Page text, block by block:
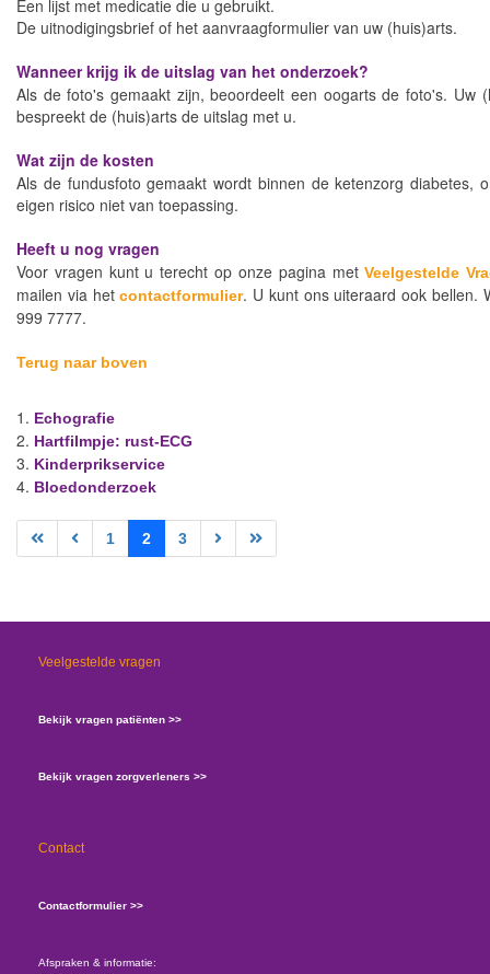
Een lijst met medicatie die u gebruikt.
De uitnodigingsbrief of het aanvraagformulier van uw (huis)arts.
Wanneer krijg ik de uitslag van het onderzoek?
Als de foto's gemaakt zijn, beoordeelt een oogarts de foto's. Uw
bespreekt de (huis)arts de uitslag met u.
Wat zijn de kosten
Als de fundusfoto gemaakt wordt binnen de ketenzorg
eigen risico niet van toepassing.
Heeft u nog vragen
Voor vragen kunt u terecht op onze pagina metVeelgestelde
mailen via hetcontactformulier. U kunt ons uiteraard ook bellen.
999 7777.
Terug naar boven
Echografie
Hartfilmpje: rust-ECG
Kinderprikservice
Bloedonderzoek
1 2 3
Veelgestelde vragen
Bekijk vragen patiënten >>
Bekijk vragen zorgverleners >>
Contact
Contactformulier >>
Afspraken & informatie: